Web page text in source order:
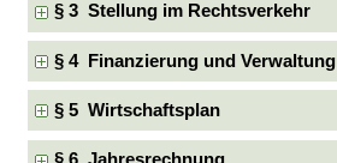
§ 3 Stellung im Rechtsverkehr
§ 4 Finanzierung und Verwaltung
§ 5 Wirtschaftsplan